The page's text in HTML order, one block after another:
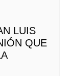
LUIS
QUE